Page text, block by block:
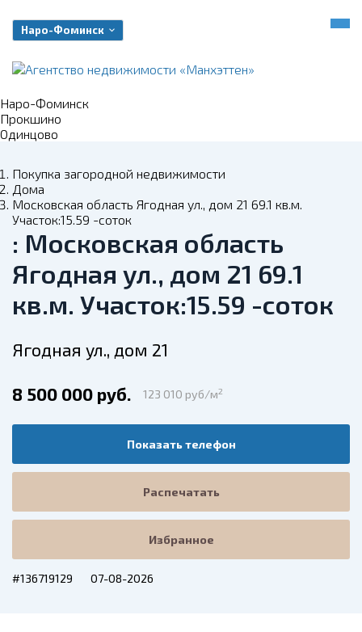
Наро-Фоминск
Наро-Фоминск
Прокшино
Одинцово
Покупка загородной недвижимости
Дома
Московская область Ягодная ул., дом 21 69.1 кв.м.
Участок:15.59 -соток
: Московская область
Ягодная ул., дом 21 69.1
кв.м. Участок:15.59 -соток
Ягодная ул., дом 21
8 500 000 руб. 123 010 руб/м2
Показать телефон
Распечатать
Избранное
#136719129 07-08-2026